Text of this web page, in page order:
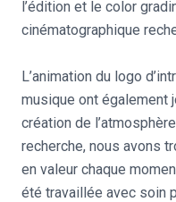
l’édition et le color
cinématographique
L’animation du logo
musique ont également
création de
recherche, nous avons
en valeur chaque
été travaillée avec soin